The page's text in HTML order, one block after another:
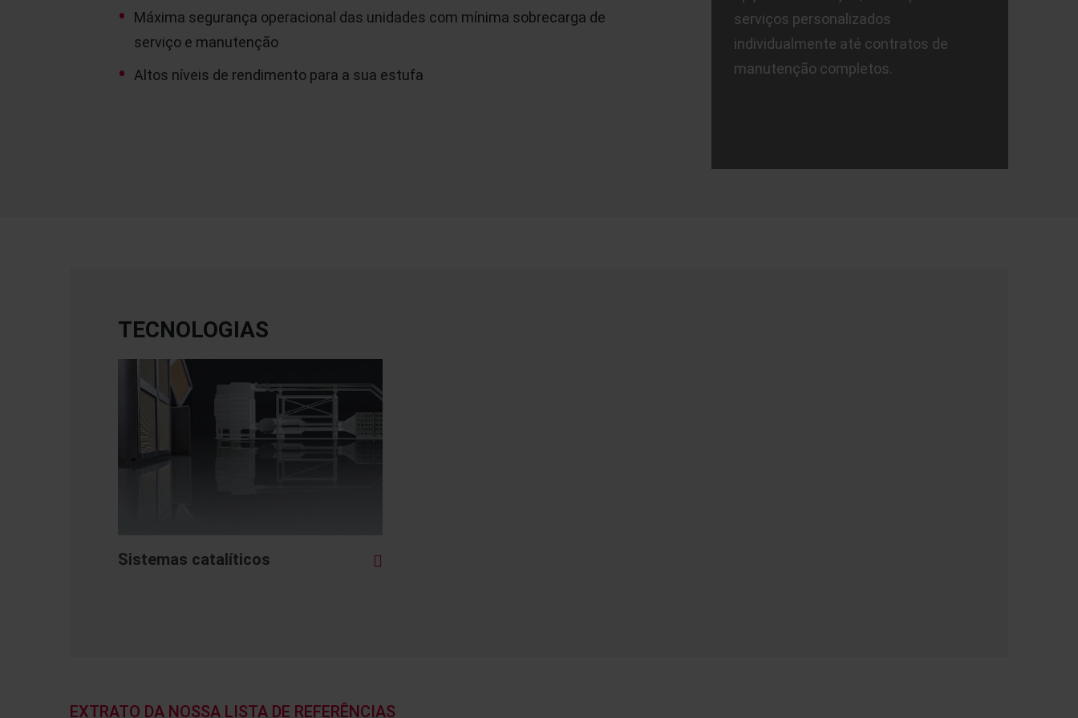
Máxima segurança operacional das unidades com mínima sobrecarga de
serviço e manutenção
Altos níveis de rendimento para a sua estufa
serviços personalizados
individualmente até contratos de
manutenção completos.
TECNOLOGIAS
Sistemas catalíticos
EXTRATO DA NOSSA LISTA DE REFERÊNCIAS